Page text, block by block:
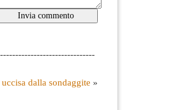
dalla sondaggite »